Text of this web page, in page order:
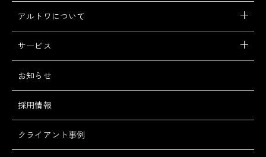
アルトワについて
サービス
お知らせ
採用情報
クライアント事例